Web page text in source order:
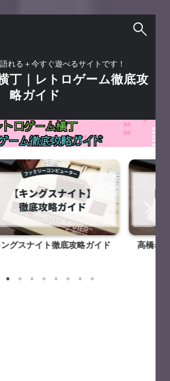
れる＋今すぐ遊べるサイトです！
丁｜レトロゲーム徹底攻
略ガイド
スナイト徹底攻略ガイド 高橋名人の